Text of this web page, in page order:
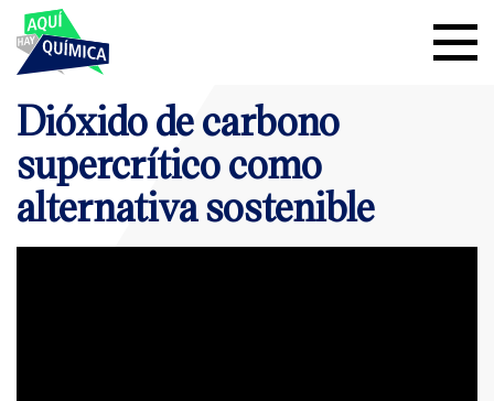
Dióxido de carbono
supercrítico como
alternativa sostenible